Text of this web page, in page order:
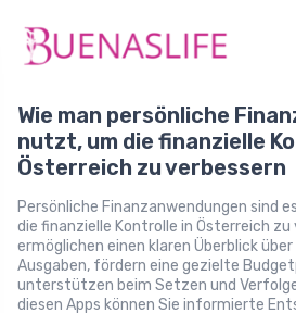
Wie man persönliche
nutzt, um die finanzielle
Österreich zu verbessern
Persönliche Finanzanwendungen sind
die finanzielle Kontrolle in Österreich zu
ermöglichen einen klaren Überblick über
Ausgaben, fördern eine gezielte
unterstützen beim Setzen und
diesen Apps können Sie informierte